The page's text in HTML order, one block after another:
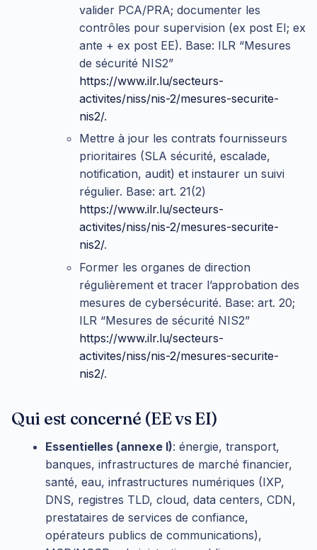
valider PCA/PRA; documenter les
contrôles pour supervision (ex post EI; ex
ante + ex post EE). Base: ILR “Mesures
de sécurité NIS2”
https://www.ilr.lu/secteurs-
activites/niss/nis-2/mesures-securite-
nis2/.
Mettre à jour les contrats fournisseurs
prioritaires (SLA sécurité, escalade,
notification, audit) et instaurer un suivi
régulier. Base: art. 21(2)
https://www.ilr.lu/secteurs-
activites/niss/nis-2/mesures-securite-
nis2/.
Former les organes de direction
régulièrement et tracer l’approbation des
mesures de cybersécurité. Base: art. 20;
ILR “Mesures de sécurité NIS2”
https://www.ilr.lu/secteurs-
activites/niss/nis-2/mesures-securite-
nis2/.
Qui est concerné (EE vs EI)
Essentielles (annexe I): énergie, transport,
banques, infrastructures de marché financier,
santé, eau, infrastructures numériques (IXP,
DNS, registres TLD, cloud, data centers, CDN,
prestataires de services de confiance,
opérateurs publics de communications),